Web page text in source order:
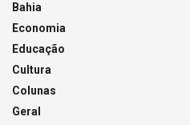
Bahia
Economia
Educação
Cultura
Colunas
Geral